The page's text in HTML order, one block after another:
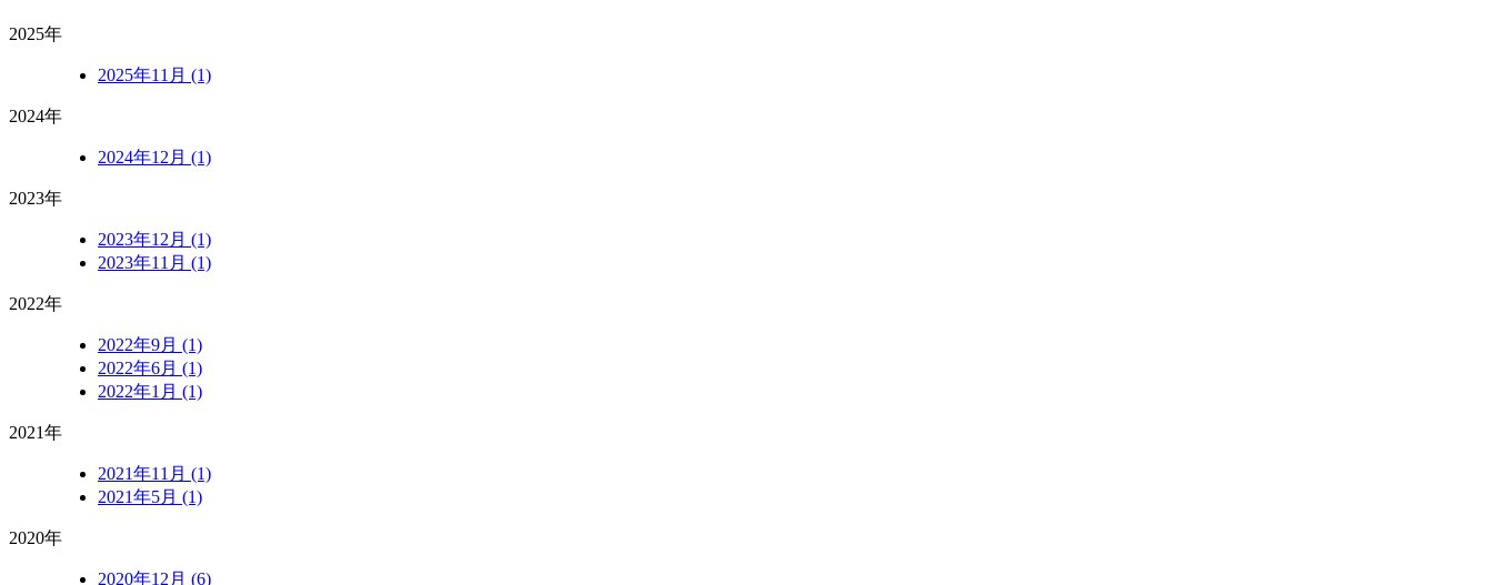
2025年
2025年11月 (1)
2024年
2024年12月 (1)
2023年
2023年12月 (1)
2023年11月 (1)
2022年
2022年9月 (1)
2022年6月 (1)
2022年1月 (1)
2021年
2021年11月 (1)
2021年5月 (1)
2020年
2020年12月 (6)